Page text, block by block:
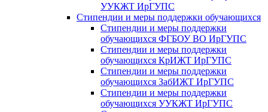
УУКЖТ ИрГУПС
Стипендии и меры поддержки обучающихся
Стипендии и меры поддержки
обучающихся ФГБОУ ВО ИрГУПС
Стипендии и меры поддержки
обучающихся КрИЖТ ИрГУПС
Стипендии и меры поддержки
обучающихся ЗабИЖТ ИрГУПС
Стипендии и меры поддержки
обучающихся УУКЖТ ИрГУПС